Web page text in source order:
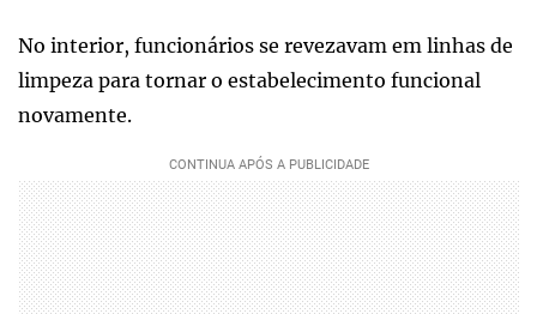
No interior, funcionários se revezavam em linhas de
limpeza para tornar o estabelecimento funcional
novamente.